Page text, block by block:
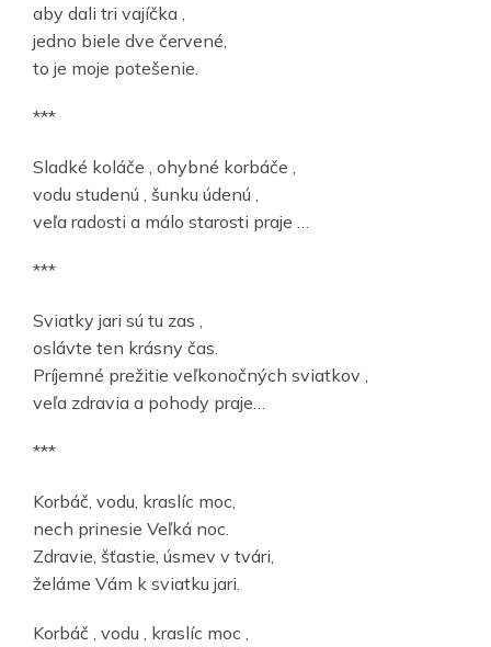
aby dali tri vajíčka ,
jedno biele dve červené,
to je moje potešenie.
***
Sladké koláče , ohybné korbáče ,
vodu studenú , šunku údenú ,
veľa radosti a málo starosti praje …
***
Sviatky jari sú tu zas ,
oslávte ten krásny čas.
Príjemné prežitie veľkonočných sviatkov ,
veľa zdravia a pohody praje…
***
Korbáč, vodu, kraslíc moc,
nech prinesie Veľká noc.
Zdravie, šťastie, úsmev v tvári,
želáme Vám k sviatku jari.
Korbáč , vodu , kraslíc moc ,